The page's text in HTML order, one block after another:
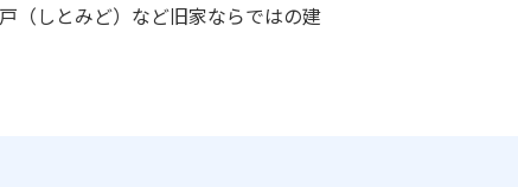
（しとみど）など旧家ならではの建